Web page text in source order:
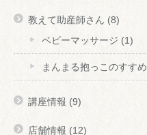
教えて助産師さん (8)
ベビーマッサージ (1)
まんまる抱っこのすすめ
講座情報 (9)
店舗情報 (12)